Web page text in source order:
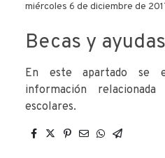
miércoles 6 de diciembre de
Becas y
En este apartado se
información
escolares.